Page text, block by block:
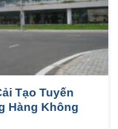
Tạo Tuyến
Hàng Không